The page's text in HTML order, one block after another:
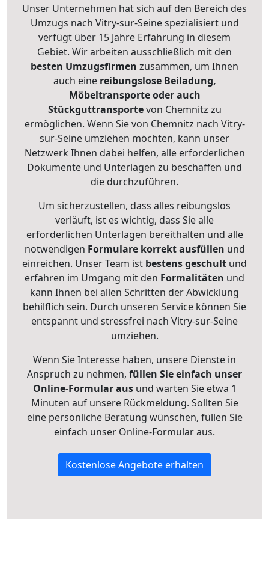
Unser Unternehmen hat sich auf den Bereich des
Umzugs nach Vitry-sur-Seine spezialisiert und
verfügt über 15 Jahre Erfahrung in diesem
Gebiet. Wir arbeiten ausschließlich mit den
besten Umzugsfirmen zusammen, um Ihnen
auch eine reibungslose Beiladung,
Möbeltransporte oder auch
Stückguttransportevon Chemnitz zu
ermöglichen. Wenn Sie von Chemnitz nach Vitry-
sur-Seine umziehen möchten, kann unser
Netzwerk Ihnen dabei helfen, alle erforderlichen
Dokumente und Unterlagen zu beschaffen und
die durchzuführen.
Um sicherzustellen, dass alles reibungslos
verläuft, ist es wichtig, dass Sie alle
erforderlichen Unterlagen bereithalten und alle
notwendigen Formulare korrekt ausfüllen und
einreichen. Unser Team ist bestens geschult und
erfahren im Umgang mit den Formalitäten und
kann Ihnen bei allen Schritten der Abwicklung
behilflich sein. Durch unseren Service können Sie
entspannt und stressfrei nach Vitry-sur-Seine
umziehen.
Wenn Sie Interesse haben, unsere Dienste in
Anspruch zu nehmen, füllen Sie einfach unser
Online-Formular ausund warten Sie etwa 1
Minuten auf unsere Rückmeldung. Sollten Sie
eine persönliche Beratung wünschen, füllen Sie
einfach unser Online-Formular aus.
Kostenlose Angebote erhalten